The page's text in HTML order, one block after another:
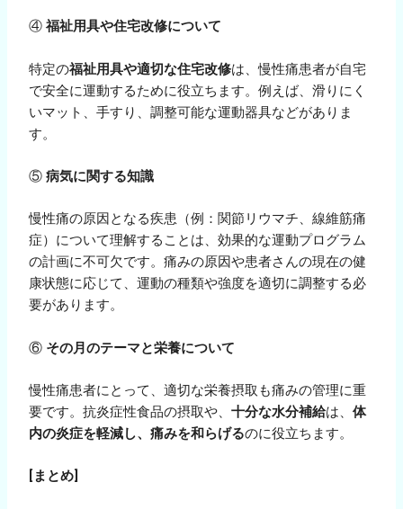
④福祉用具や住宅改修について
特定の福祉用具や適切な住宅改修は、慢性痛患者が自宅
で安全に運動するために役立ちます。例えば、滑りにく
いマット、手すり、調整可能な運動器具などがありま
す。
⑤病気に関する知識
慢性痛の原因となる疾患（例：関節リウマチ、線維筋痛
症）について理解することは、効果的な運動プログラム
の計画に不可欠です。痛みの原因や患者さんの現在の健
康状態に応じて、運動の種類や強度を適切に調整する必
要があります。
⑥ その月のテーマと栄養について
慢性痛患者にとって、適切な栄養摂取も痛みの管理に重
要です。抗炎症性食品の摂取や、十分な水分補給は、体
内の炎症を軽減し、痛みを和らげるのに役立ちます。
まとめ